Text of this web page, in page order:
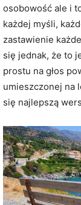
osobowość ale i
każdej myśli,
zastawienie
się jednak, że to
prostu na głos
umieszczonej na
się najlepszą